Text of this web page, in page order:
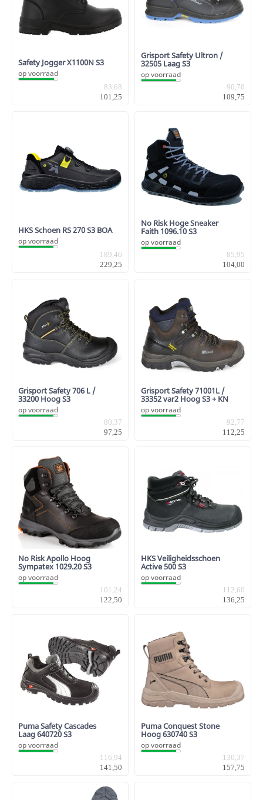
Safety Jogger X1100N S3
op voorraad
83,68
101,25
Grisport Safety Ultron /
32505 Laag S3
op voorraad
90,70
109,75
HKS Schoen RS 270 S3 BOA
op voorraad
189,46
229,25
No Risk Hoge Sneaker
Faith 1096.10 S3
op voorraad
85,95
104,00
Grisport Safety 706 L /
33200 Hoog S3
op voorraad
80,37
97,25
Grisport Safety 71001L /
33352 var2 Hoog S3 + KN
op voorraad
92,77
112,25
No Risk Apollo Hoog
Sympatex 1029.20 S3
op voorraad
101,24
122,50
HKS Veiligheidsschoen
Active 500 S3
op voorraad
112,60
136,25
Puma Safety Cascades
Laag 640720 S3
op voorraad
116,94
141,50
Puma Conquest Stone
Hoog 630740 S3
op voorraad
130,37
157,75